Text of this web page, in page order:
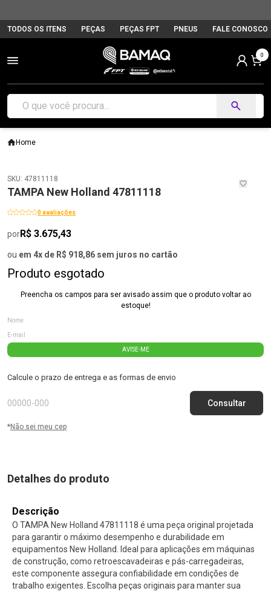
TODOS OS ITENS PEÇAS PEÇAS FPT PNEUS FALE CONOSCO
0
Home
SKU: 47811118
TAMPA New Holland 47811118
0 avaliações
porR$ 3.675,43
ou em 4x de R$ 918,86 sem juros no cartão
Produto esgotado
Preencha os campos para ser avisado assim que o produto voltar ao
estoque!
AVISE-ME
Calcule o prazo de entrega e as formas de envio
*Não sei meu cep
Detalhes do produto
Descrição
O TAMPA New Holland 47811118 é uma peça original projetada
para garantir o máximo desempenho e durabilidade em
equipamentos New Holland. Ideal para aplicações em máquinas
de construção, como retroescavadeiras e pás-carregadeiras,
este componente assegura confiabilidade em condições de
trabalho exigentes. Escolha peças originais para manter sua